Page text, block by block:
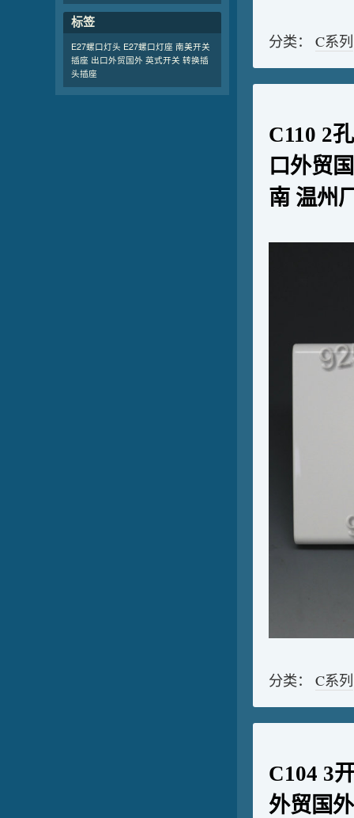
分类： C系列
C110 2
口外贸
南 温州
分类： C系列
C104 3
外贸国
标签
E27螺口灯头 E27螺口灯座 南美开关
插座 出口外贸国外 英式开关 转换插
头插座